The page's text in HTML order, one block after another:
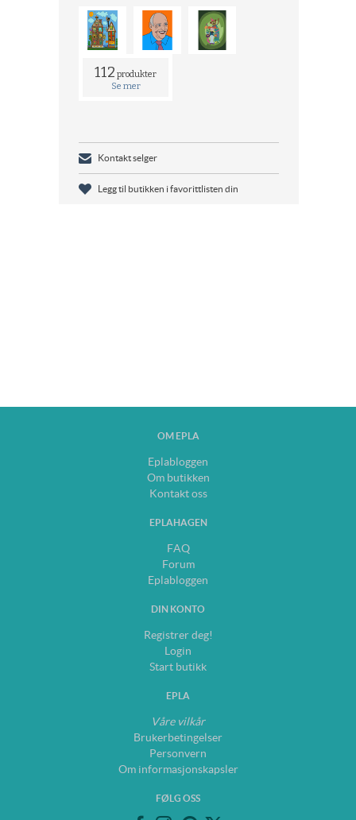
112 produkter
Se mer
Kontakt selger
Legg til butikken i favorittlisten din
OM EPLA
Eplabloggen
Om butikken
Kontakt oss
EPLAHAGEN
FAQ
Forum
Eplabloggen
DIN KONTO
Registrer deg!
Login
Start butikk
EPLA
Våre vilkår
Brukerbetingelser
Personvern
Om informasjonskapsler
FØLG OSS